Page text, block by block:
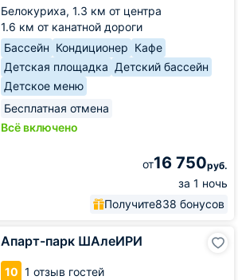
Белокуриха, 1.3 км от центра
1.6 км от канатной дороги
Бассейн Кондиционер Кафе
Детская площадка Детский бассейн
Детское меню
Бесплатная отмена
Всё включено
от16 750руб.
за 1 ночь
Получите838 бонусов
Апарт-парк ШАлеИРИ
10 1 отзыв гостей